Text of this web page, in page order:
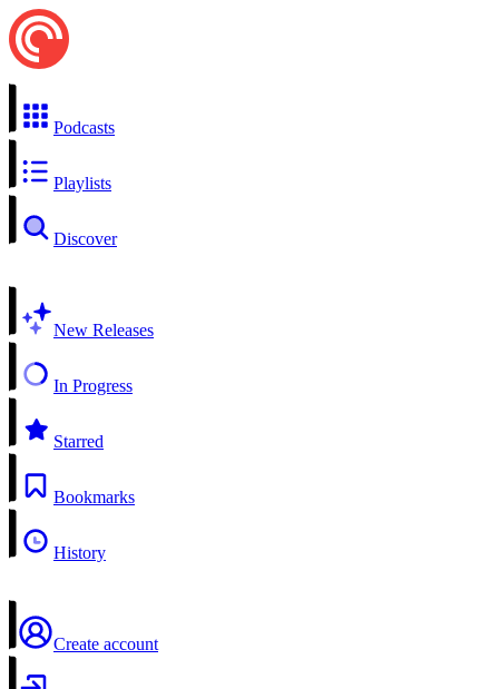
Podcasts
Playlists
Discover
New Releases
In Progress
Starred
Bookmarks
History
Create account